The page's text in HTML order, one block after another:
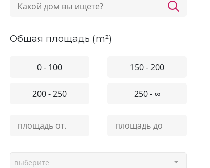
общая площадь (m²)
0 - 100 150 - 200
200 - 250 250 - ∞
выберите